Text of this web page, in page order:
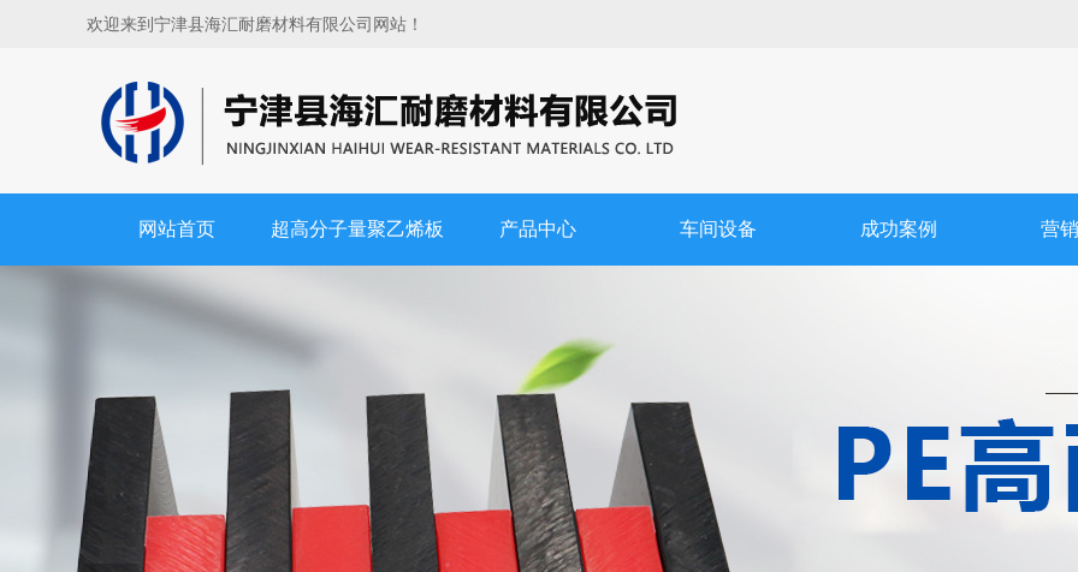
欢迎来到宁津县海汇耐磨材料有限公司网站！
网站首页 超高分子量聚乙烯板 产品中心 车间设备 成功案例 营